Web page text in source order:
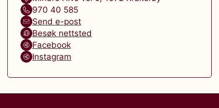
970 40 585
Send e-post
Besøk nettsted
Facebook
Instagram